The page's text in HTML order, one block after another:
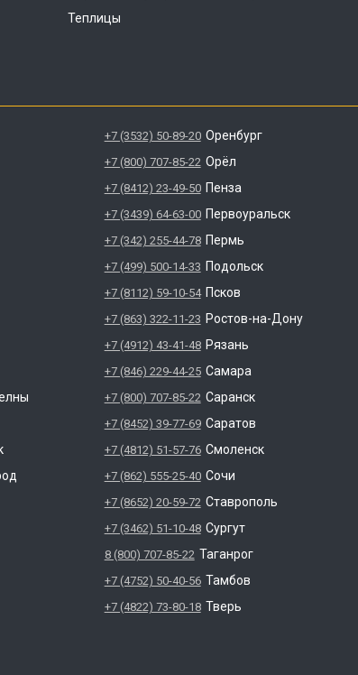
Теплицы
+7 (3532) 50-89-20 Оренбург
+7 (800) 707-85-22 Орёл
+7 (8412) 23-49-50 Пенза
+7 (3439) 64-63-00 Первоуральск
+7 (342) 255-44-78 Пермь
+7 (499) 500-14-33 Подольск
+7 (8112) 59-10-54 Псков
+7 (863) 322-11-23 Ростов-на-Дону
+7 (4912) 43-41-48 Рязань
+7 (846) 229-44-25 Самара
+7 (800) 707-85-22 Саранск
+7 (8452) 39-77-69 Саратов
+7 (4812) 51-57-76 Смоленск
+7 (862) 555-25-40 Сочи
+7 (8652) 20-59-72 Ставрополь
+7 (3462) 51-10-48 Сургут
8 (800) 707-85-22 Таганрог
+7 (4752) 50-40-56 Тамбов
+7 (4822) 73-80-18 Тверь